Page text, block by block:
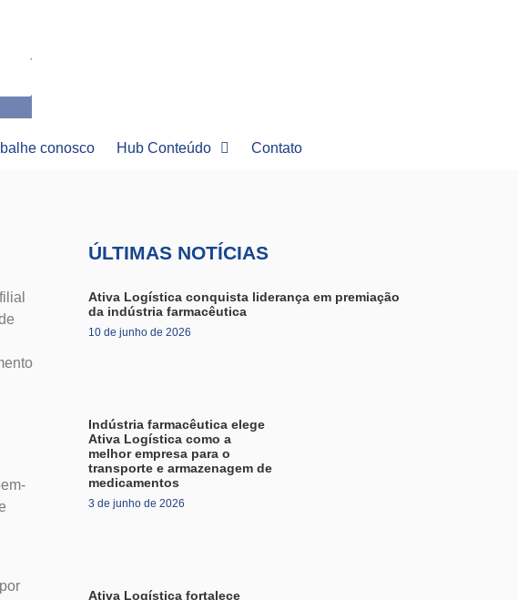
conosco Hub Conteúdo Contato
ÚLTIMAS NOTÍCIAS
Ativa Logística conquista liderança em premiação
da indústria farmacêutica
10 de junho de 2026
Indústria farmacêutica elege
Ativa Logística como a
melhor empresa para o
transporte e armazenagem de
medicamentos
3 de junho de 2026
Ativa Logística fortalece